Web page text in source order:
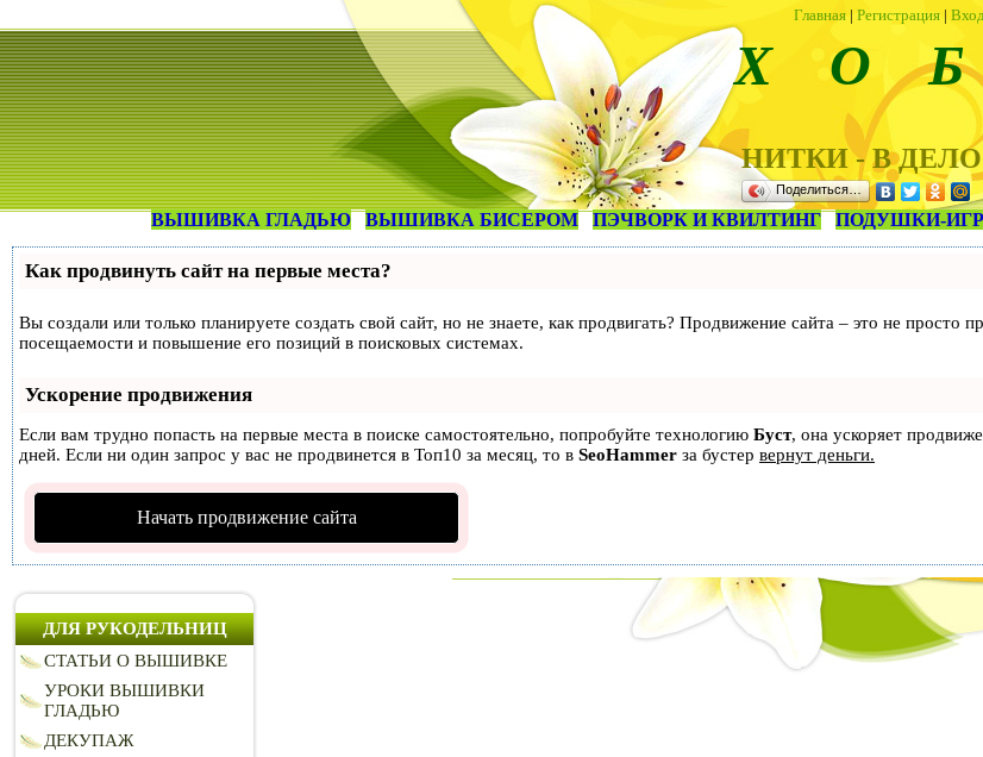
Главная | Регистрация | Вход
Х О
НИТКИ - В
Поделиться…
ВЫШИВКА ГЛАДЬЮ ВЫШИВКА БИСЕРОМ ПЭЧВОРК И КВИЛТИНГ ПОДУШКИ-
Как продвинуть сайт на первые места?
Вы создали или только планируете создать свой сайт, но не знаете, как продвигать? Продвижение сайта – это не
посещаемости и повышение его позиций в поисковых системах.
Ускорение продвижения
Если вам трудно попасть на первые места в поиске самостоятельно, попробуйте технологию Буст, она ускоряет
дней. Если ни один запрос у вас не продвинется в Топ10 за месяц, то в SeoHammer за бустер вернут деньги.
Начать продвижение сайта
ДЛЯ РУКОДЕЛЬНИЦ
СТАТЬИ О ВЫШИВКЕ
УРОКИ ВЫШИВКИ
ГЛАДЬЮ
ДЕКУПАЖ